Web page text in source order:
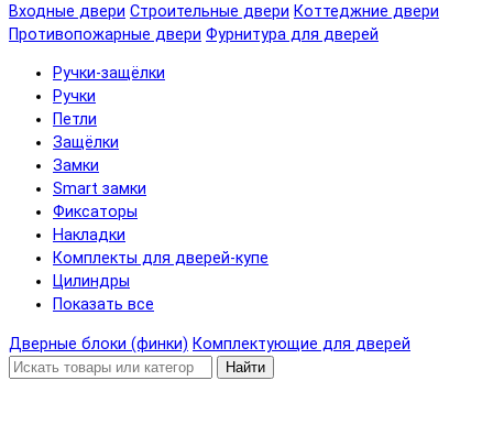
Входные двери Строительные двери Коттеджние двери
Противопожарные двери Фурнитура для дверей
Ручки-защёлки
Ручки
Петли
Защёлки
Замки
Smart замки
Фиксаторы
Накладки
Комплекты для дверей-купе
Цилиндры
Показать все
Дверные блоки (финки) Комплектующие для дверей
Найти